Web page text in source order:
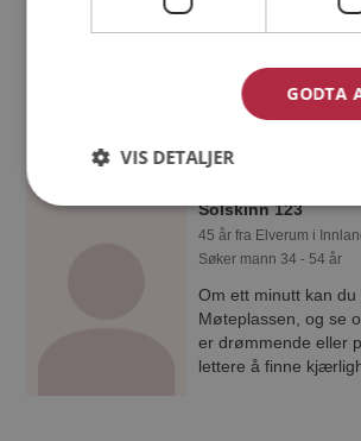
Søker mann 30 - 45 år
frkmaje89 og
på Møteplassen! Ta
hvem som synes du
Solskinn 123
45 år fra Elverum i
Søker mann 34 - 54 år
Om ett minutt kan
Møteplassen, og se
er drømmende eller
lettere å finne
GODTA
VIS DETALJER